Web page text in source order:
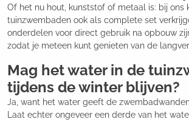
Of het nu hout, kunststof of metaal is: bij ons
tuinzwembaden ook als complete set
onderdelen voor direct gebruik na opbouw
zodat je meteen kunt genieten van de
Mag het water in de
tijdens de winter blijven?
Ja, want het water geeft de
Laat echter ongeveer een derde van het